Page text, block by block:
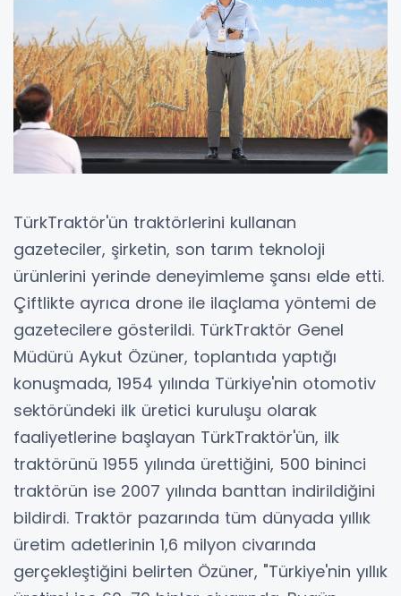
TürkTraktör'ün traktörlerini kullanan
gazeteciler, şirketin, son tarım teknoloji
ürünlerini yerinde deneyimleme şansı elde etti.
Çiftlikte ayrıca drone ile ilaçlama yöntemi de
gazetecilere gösterildi. TürkTraktör Genel
Müdürü Aykut Özüner, toplantıda yaptığı
konuşmada, 1954 yılında Türkiye'nin otomotiv
sektöründeki ilk üretici kuruluşu olarak
faaliyetlerine başlayan TürkTraktör'ün, ilk
traktörünü 1955 yılında ürettiğini, 500 bininci
traktörün ise 2007 yılında banttan indirildiğini
bildirdi. Traktör pazarında tüm dünyada yıllık
üretim adetlerinin 1,6 milyon civarında
gerçekleştiğini belirten Özüner, "Türkiye'nin yıllık